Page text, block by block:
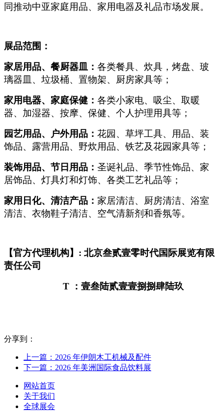
同推动中亚家庭用品、家用电器及礼品市场发展。
展品范围：
家居用品、餐厨器皿： 各类餐具、炊具，烤盘、玻
璃器皿、垃圾桶、置物架、厨房家具等；
家用电器、家庭保健： 各类小家电、吸尘、取暖
器、加湿器、按摩、保健、个人护理用具等；
园艺用品、户外用品： 花园、草坪工具、用品、装
饰品、露营用品、野炊用品、铁艺及花园家具等；
装饰用品、节日用品： 圣诞礼品、季节性饰品、家
居饰品、灯具灯和灯饰、各类工艺礼品等；
家用日化、清洁产品： 家居清洁、厨房清洁、浴室
清洁、衣物鞋子清洁、空气清新剂和香氛等。
【官方代理机构】: 北京叁贰壹零时代国际展览有限
责任公司
T
：壹叁陆贰壹壹捌捌肆陆玖
分享到：
上一篇：2026 年伊朗木工机械及配件
下一篇：2026 年美洲国际食品饮料展
网站首页
关于我们
全球展会